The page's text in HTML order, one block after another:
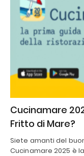
Cucinamare
Fritto di Mare?
Siete amanti del
Cucinamare 2025 è